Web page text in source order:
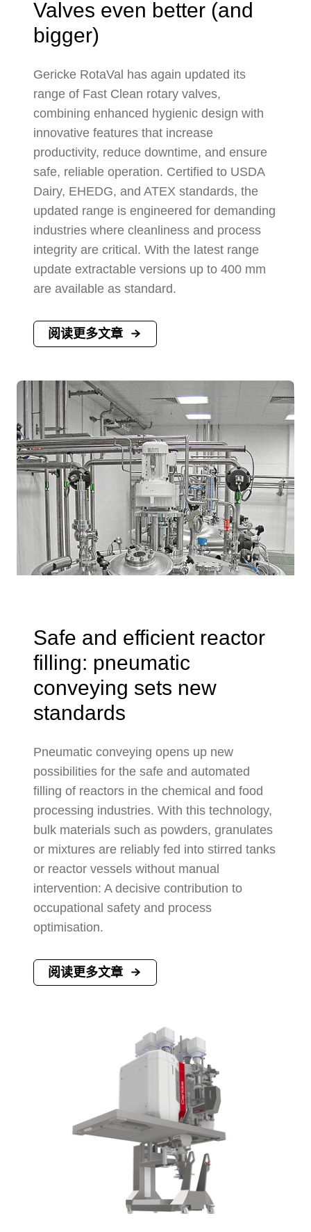
Valves even better (and
bigger)
Gericke RotaVal has again updated its
range of Fast Clean rotary valves,
combining enhanced hygienic design with
innovative features that increase
productivity, reduce downtime, and ensure
safe, reliable operation. Certified to USDA
Dairy, EHEDG, and ATEX standards, the
updated range is engineered for demanding
industries where cleanliness and process
integrity are critical. With the latest range
update extractable versions up to 400 mm
are available as standard.
阅读更多文章
Safe and efficient reactor
filling: pneumatic
conveying sets new
standards
Pneumatic conveying opens up new
possibilities for the safe and automated
filling of reactors in the chemical and food
processing industries. With this technology,
bulk materials such as powders, granulates
or mixtures are reliably fed into stirred tanks
or reactor vessels without manual
intervention: A decisive contribution to
occupational safety and process
optimisation.
阅读更多文章